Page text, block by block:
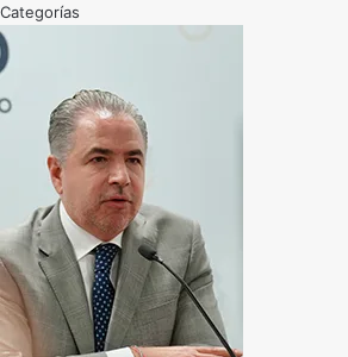
Categorías